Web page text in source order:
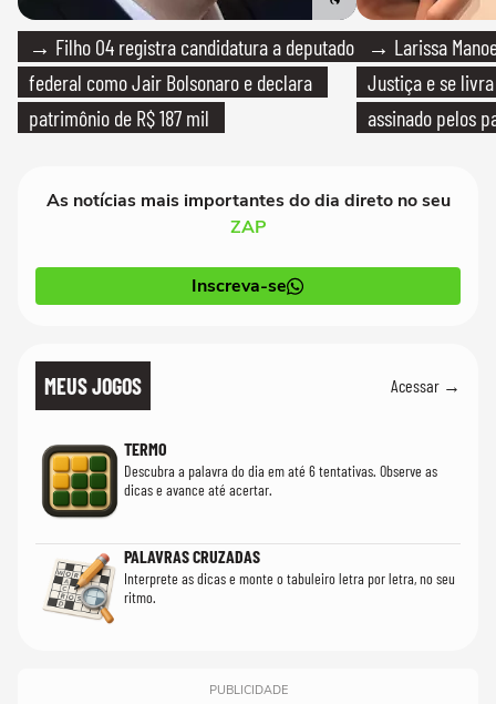
→ Filho 04 registra candidatura a deputado
federal como Jair Bolsonaro e declara
patrimônio de R$ 187 mil
→ Larissa
Justiça e se
assinado pelos
As notícias mais importantes do dia direto no seu
ZAP
Inscreva-se
MEUS JOGOS Acessar →
TERMO
Descubra a palavra do dia em até 6 tentativas. Observe as
dicas e avance até acertar.
PALAVRAS CRUZADAS
Interprete as dicas e monte o tabuleiro letra por letra, no seu
ritmo.
PUBLICIDADE